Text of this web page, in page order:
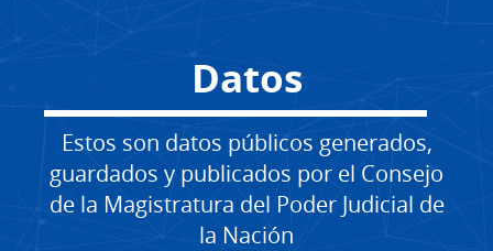
Datos
Estos son datos públicos generados,
guardados y publicados por el Consejo
de la Magistratura del Poder Judicial de
la Nación